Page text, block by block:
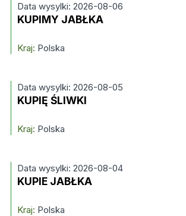
Data wysylki: 2026-08-06
KUPIMY JABŁKA
Kraj: Polska
Data wysylki: 2026-08-05
KUPIĘ ŚLIWKI
Kraj: Polska
Data wysylki: 2026-08-04
KUPIE JABŁKA
Kraj: Polska